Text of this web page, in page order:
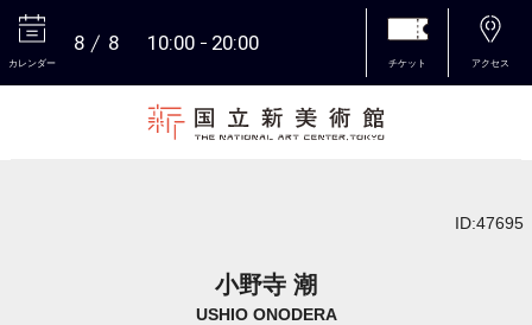
カレンダー
8 8 10:00 20:00
チケット アクセス
ID:47695
小野寺 潮
USHIO ONODERA